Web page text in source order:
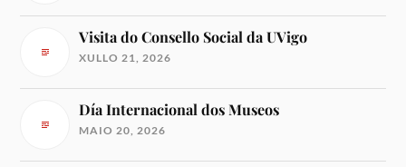
Visita do Consello Social da UVigo
XULLO 21, 2026
Día Internacional dos Museos
MAIO 20, 2026